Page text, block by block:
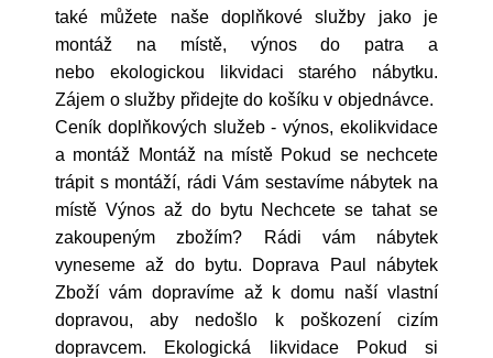
také můžete naše doplňkové služby jako je
montáž na místě, výnos do patra a
nebo ekologickou likvidaci starého nábytku.
Zájem o služby přidejte do košíku v objednávce.
Ceník doplňkových služeb - výnos, ekolikvidace
a montáž Montáž na místě Pokud se nechcete
trápit s montáží, rádi Vám sestavíme nábytek na
místě Výnos až do bytu Nechcete se tahat se
zakoupeným zbožím? Rádi vám nábytek
vyneseme až do bytu. Doprava Paul nábytek
Zboží vám dopravíme až k domu naší vlastní
dopravou, aby nedošlo k poškození cizím
dopravcem. Ekologická likvidace Pokud si